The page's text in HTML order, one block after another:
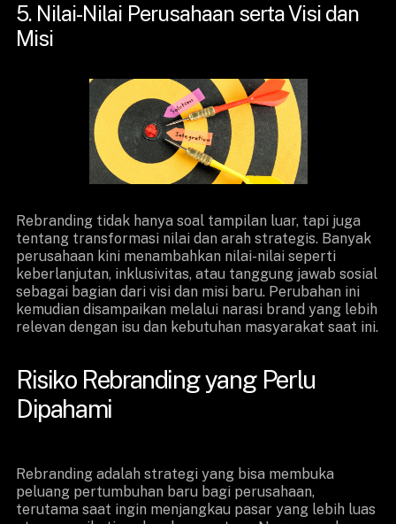
5. Nilai-Nilai Perusahaan serta Visi dan
Misi
Rebranding tidak hanya soal tampilan luar, tapi juga
tentang transformasi nilai dan arah strategis. Banyak
perusahaan kini menambahkan nilai-nilai seperti
keberlanjutan, inklusivitas, atau tanggung jawab sosial
sebagai bagian dari visi dan misi baru. Perubahan ini
kemudian disampaikan melalui narasi brand yang lebih
relevan dengan isu dan kebutuhan masyarakat saat ini.
Risiko Rebranding yang Perlu
Dipahami
Rebranding adalah strategi yang bisa membuka
peluang pertumbuhan baru bagi perusahaan,
terutama saat ingin menjangkau pasar yang lebih luas